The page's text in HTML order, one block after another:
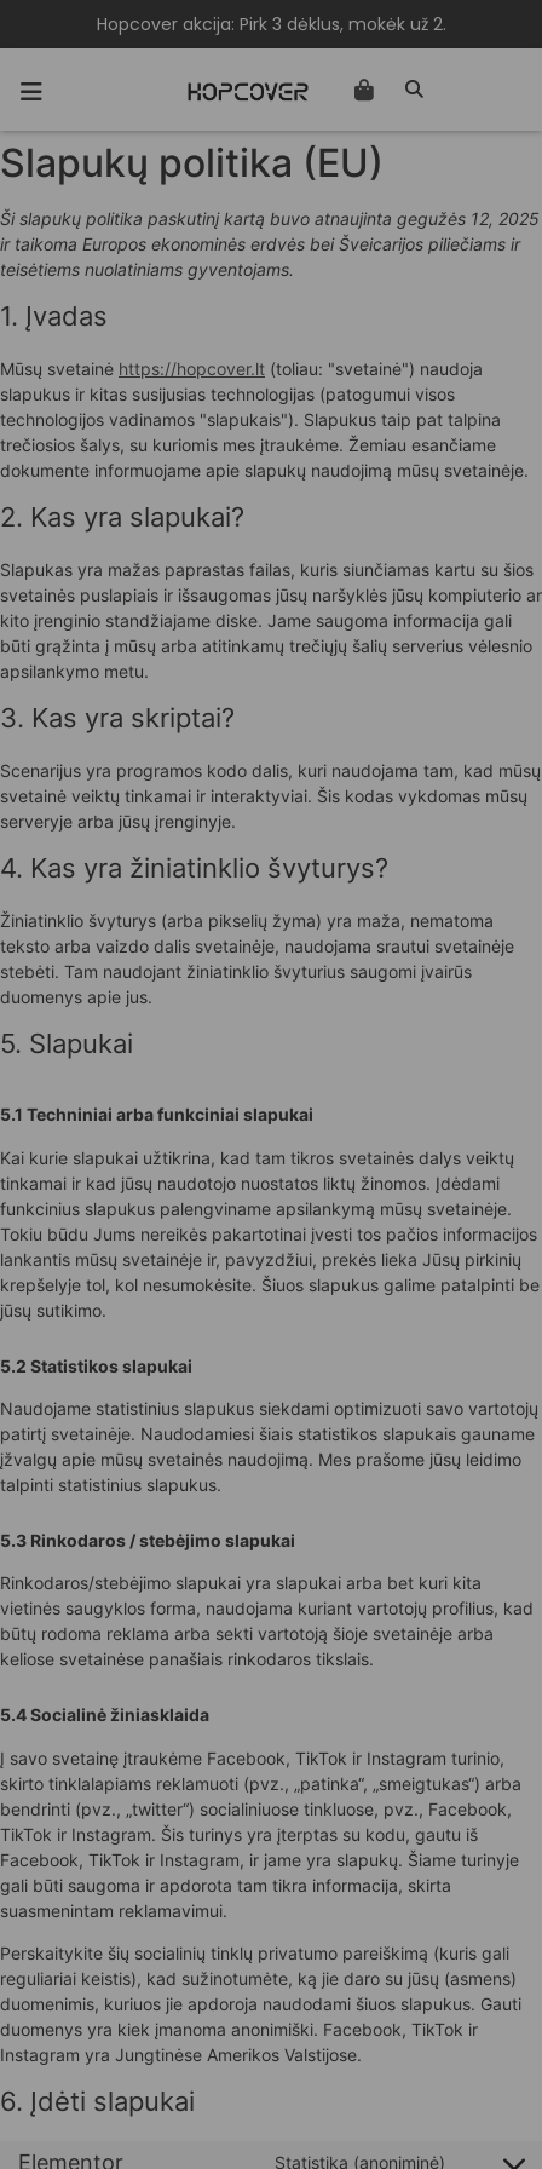
Hopcover akcija: Pirk 3 dėklus, mokėk už 2.
Slapukų politika (EU)
Ši slapukų politika paskutinį kartą buvo atnaujinta gegužės 12, 2025
ir taikoma Europos ekonominės erdvės bei Šveicarijos piliečiams ir
teisėtiems nuolatiniams gyventojams.
1. Įvadas
Mūsų svetainė https://hopcover.lt (toliau: "svetainė") naudoja
slapukus ir kitas susijusias technologijas (patogumui visos
technologijos vadinamos "slapukais"). Slapukus taip pat talpina
trečiosios šalys, su kuriomis mes įtraukėme. Žemiau esančiame
dokumente informuojame apie slapukų naudojimą mūsų svetainėje.
2. Kas yra slapukai?
Slapukas yra mažas paprastas failas, kuris siunčiamas kartu su šios
svetainės puslapiais ir išsaugomas jūsų naršyklės jūsų kompiuterio ar
kito įrenginio standžiajame diske. Jame saugoma informacija gali
būti grąžinta į mūsų arba atitinkamų trečiųjų šalių serverius vėlesnio
apsilankymo metu.
3. Kas yra skriptai?
Scenarijus yra programos kodo dalis, kuri naudojama tam, kad mūsų
svetainė veiktų tinkamai ir interaktyviai. Šis kodas vykdomas mūsų
serveryje arba jūsų įrenginyje.
4. Kas yra žiniatinklio švyturys?
Žiniatinklio švyturys (arba pikselių žyma) yra maža, nematoma
teksto arba vaizdo dalis svetainėje, naudojama srautui svetainėje
stebėti. Tam naudojant žiniatinklio švyturius saugomi įvairūs
duomenys apie jus.
5. Slapukai
5.1 Techniniai arba funkciniai slapukai
Kai kurie slapukai užtikrina, kad tam tikros svetainės dalys veiktų
tinkamai ir kad jūsų naudotojo nuostatos liktų žinomos. Įdėdami
funkcinius slapukus palengviname apsilankymą mūsų svetainėje.
Tokiu būdu Jums nereikės pakartotinai įvesti tos pačios informacijos
lankantis mūsų svetainėje ir, pavyzdžiui, prekės lieka Jūsų pirkinių
krepšelyje tol, kol nesumokėsite. Šiuos slapukus galime patalpinti be
jūsų sutikimo.
5.2 Statistikos slapukai
Naudojame statistinius slapukus siekdami optimizuoti savo vartotojų
patirtį svetainėje. Naudodamiesi šiais statistikos slapukais gauname
įžvalgų apie mūsų svetainės naudojimą. Mes prašome jūsų leidimo
talpinti statistinius slapukus.
5.3 Rinkodaros / stebėjimo slapukai
Rinkodaros/stebėjimo slapukai yra slapukai arba bet kuri kita
vietinės saugyklos forma, naudojama kuriant vartotojų profilius, kad
būtų rodoma reklama arba sekti vartotoją šioje svetainėje arba
keliose svetainėse panašiais rinkodaros tikslais.
5.4 Socialinė žiniasklaida
Į savo svetainę įtraukėme Facebook, TikTok ir Instagram turinio,
skirto tinklalapiams reklamuoti (pvz., „patinka“, „smeigtukas“) arba
bendrinti (pvz., „twitter“) socialiniuose tinkluose, pvz., Facebook,
TikTok ir Instagram. Šis turinys yra įterptas su kodu, gautu iš
Facebook, TikTok ir Instagram, ir jame yra slapukų. Šiame turinyje
gali būti saugoma ir apdorota tam tikra informacija, skirta
suasmenintam reklamavimui.
Perskaitykite šių socialinių tinklų privatumo pareiškimą (kuris gali
reguliariai keistis), kad sužinotumėte, ką jie daro su jūsų (asmens)
duomenimis, kuriuos jie apdoroja naudodami šiuos slapukus. Gauti
duomenys yra kiek įmanoma anonimiški. Facebook, TikTok ir
Instagram yra Jungtinėse Amerikos Valstijose.
6. Įdėti slapukai
Elementor Statistika (anoniminė)